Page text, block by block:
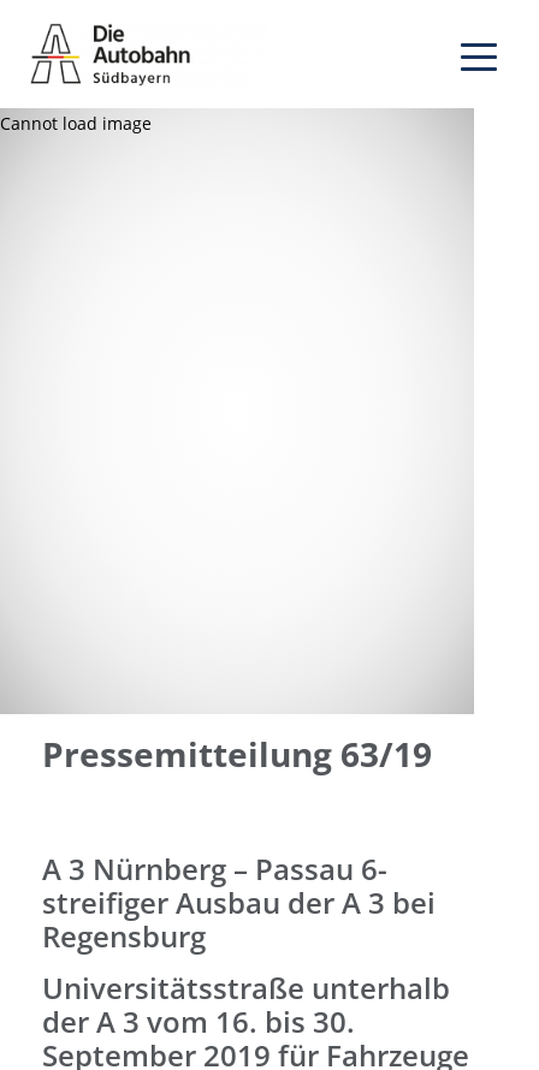
Pressemitteilung 63/19
Cannot load image
A 3 Nürnberg – Passau 6-
streifiger Ausbau der A 3 bei
Regensburg
Universitätsstraße unterhalb
der A 3 vom 16. bis 30.
September 2019 für Fahrzeuge